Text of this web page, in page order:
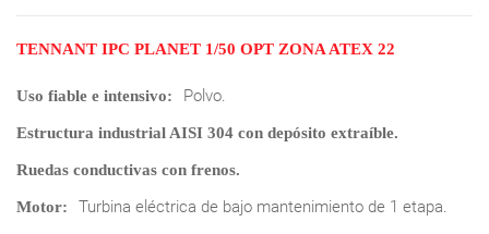
TENNANT IPC PLANET 1/50 OPT ZONA ATEX 22
Uso fiable e intensivo: Polvo.
Estructura industrial AISI 304 con depósito extraíble.
Ruedas conductivas con frenos.
Motor: Turbina eléctrica de bajo mantenimiento de 1 etapa.